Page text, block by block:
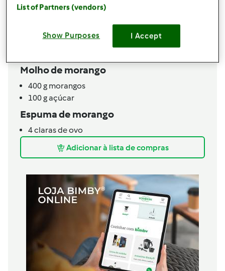
200garroz p/ risoto
gleite
Molho de morango
400g morangos
100gaçúcar
Espuma de morango
4claras de ovo
Adicionar à lista de compras
List of Partners (vendors)
Show Purposes I Accept